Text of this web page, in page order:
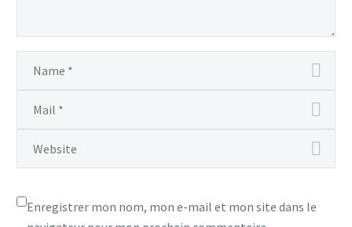
Enregistrer mon nom, mon e-mail et mon site dans le